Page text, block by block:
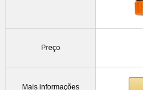
Preço
Mais informações